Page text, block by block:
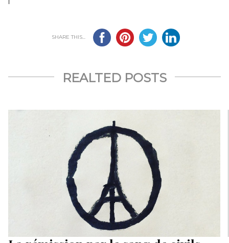
SHARE THIS...
REALTED POSTS